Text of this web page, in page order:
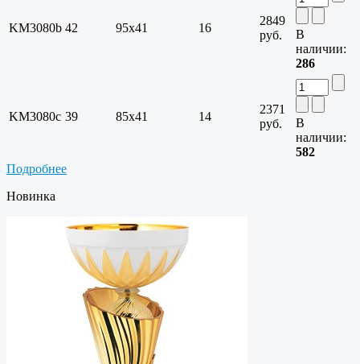
KM3080b 42 95х41 16
2849
руб.
В
наличии:
286
KM3080c 39 85х41 14
2371
руб.
В
наличии:
582
Подробнее
Новинка